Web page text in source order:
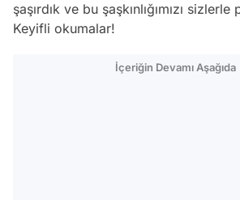
şaşırdık ve bu şaşkınlığımızı
Keyifli okumalar!
İçeriğin Devamı Aşağıda